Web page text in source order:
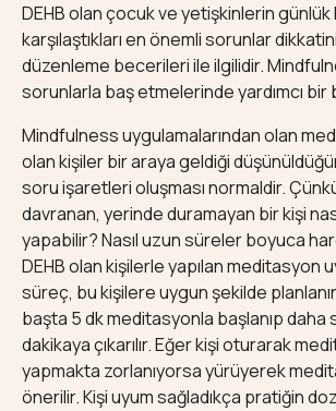
DEHB olan çocuk ve yetişkinlerin
karşılaştıkları en önemli sorunlar
düzenleme becerileri ile ilgilidir.
sorunlarla baş etmelerinde yardımcı bir
Mindfulness uygulamalarından olan
olan kişiler bir araya geldiği
soru işaretleri oluşması normaldir.
davranan, yerinde duramayan bir kişi
yapabilir? Nasıl uzun süreler boyuca
DEHB olan kişilerle yapılan meditasyon
süreç, bu kişilere uygun şekilde
başta 5 dk meditasyonla başlanıp daha
dakikaya çıkarılır. Eğer kişi oturarak
yapmakta zorlanıyorsa yürüyerek
önerilir. Kişi uyum sağladıkça pratiğin